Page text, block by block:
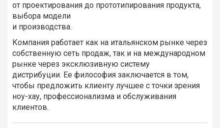
от проектирования до прототипирования продукта,
выбора модели
и производства.
Компания работает как на итальянском рынке через
собственную сеть продаж, так и на международном
рынке через эксклюзивную систему
дистрибуции. Ее философия заключается в том,
чтобы предложить клиенту лучшее с точки зрения
ноу-хау, профессионализма и обслуживания
клиентов.